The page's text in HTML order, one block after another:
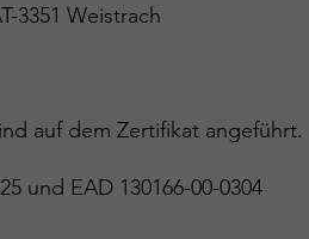
3351 Weistrach
auf dem Zertifikat angeführt.
und EAD 130166-00-0304